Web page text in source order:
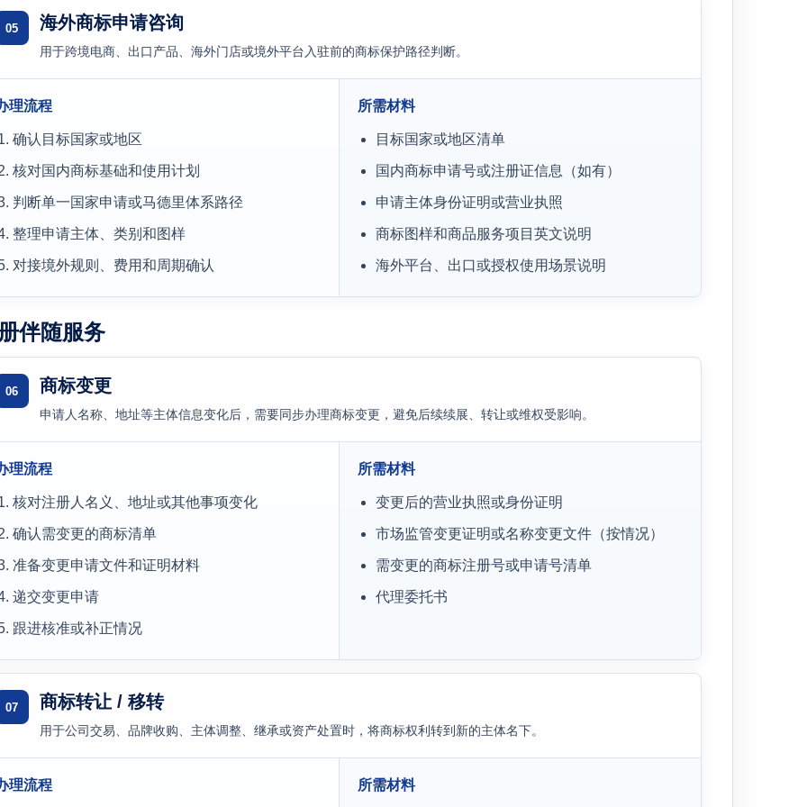
05 海外商标申请咨询
用于跨境电商、出口产品、海外门店或境外平台入驻前的商标保护路径判断。
理流程
确认目标国家或地区
核对国内商标基础和使用计划
判断单一国家申请或马德里体系路径
整理申请主体、类别和图样
对接境外规则、费用和周期确认
所需材料
目标国家或地区清单
国内商标申请号或注册证信息（如有）
申请主体身份证明或营业执照
商标图样和商品服务项目英文说明
海外平台、出口或授权使用场景说明
伴随服务
06 商标变更
申请人名称、地址等主体信息变化后，需要同步办理商标变更，避免后续续展、转让或维权受影响。
理流程
核对注册人名义、地址或其他事项变化
确认需变更的商标清单
准备变更申请文件和证明材料
递交变更申请
跟进核准或补正情况
所需材料
变更后的营业执照或身份证明
市场监管变更证明或名称变更文件（按情况）
需变更的商标注册号或申请号清单
代理委托书
07 商标转让 / 移转
用于公司交易、品牌收购、主体调整、继承或资产处置时，将商标权利转到新的主体名下。
理流程 所需材料